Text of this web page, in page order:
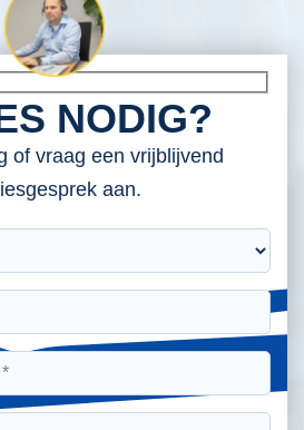
NODIG?
of vraag een vrijblijvend
aan.